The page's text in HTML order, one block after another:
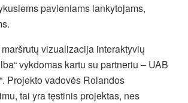
pavieniams lankytojams,
vizualizacija interaktyvių
vykdomas kartu su partneriu – UAB
Projekto vadovės Rolandos
tai yra tęstinis projektas, nes